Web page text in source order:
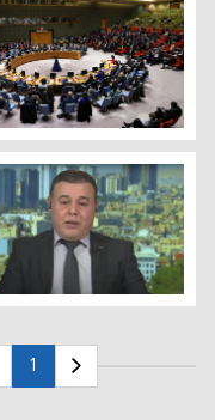
مجلس الأمن يناقش
الخبير الاقتصادي رنج
1